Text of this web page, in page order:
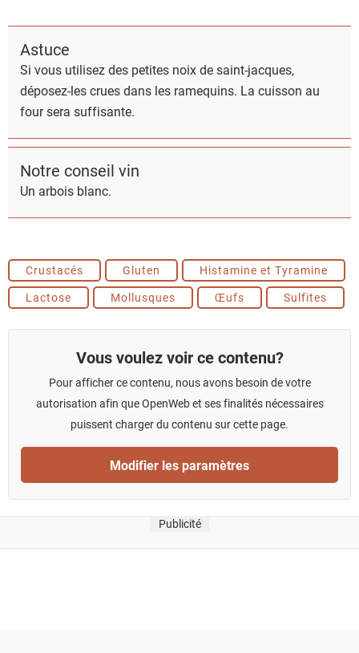
Astuce
Si vous utilisez des petites noix de saint-jacques,
déposez-les crues dans les ramequins. La cuisson au
four sera suffisante.
Notre conseil vin
Un arbois blanc.
Crustacés Gluten
Histamine et Tyramine
Lactose
Mollusques Œufs Sulfites
Vous voulez voir ce contenu?
Pour afficher ce contenu, nous avons besoin de votre
autorisation afin que OpenWeb et ses finalités nécessaires
puissent charger du contenu sur cette page.
Modifier les paramètres
Publicité